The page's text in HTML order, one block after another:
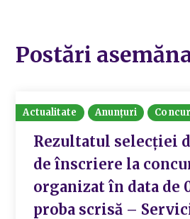
Postări
Actualitate Anunțuri
Rezultatul selecției
de înscriere la
organizat în data de
proba scrisă –